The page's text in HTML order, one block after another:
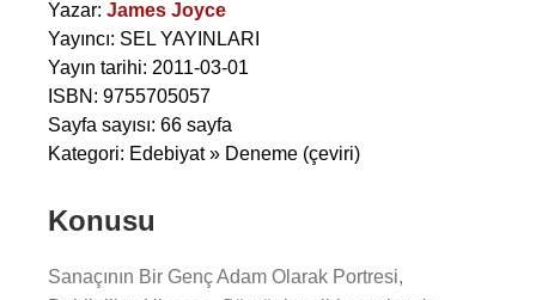
Yazar: James Joyce
Yayıncı: SEL YAYINLARI
Yayın tarihi: 2011-03-01
ISBN: 9755705057
Sayfa sayısı: 66 sayfa
Kategori: Edebiyat » Deneme (çeviri)
Konusu
Sanaçının Bir Genç Adam Olarak Portresi,